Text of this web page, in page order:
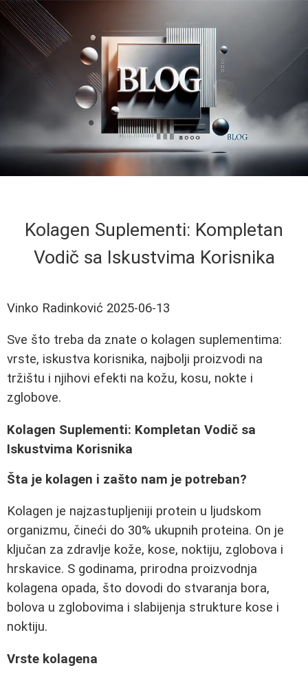
Kolagen Suplementi: Kompletan
Vodič sa Iskustvima Korisnika
Vinko Radinković 2025-06-13
Sve što treba da znate o kolagen suplementima:
vrste, iskustva korisnika, najbolji proizvodi na
tržištu i njihovi efekti na kožu, kosu, nokte i
zglobove.
Kolagen Suplementi: Kompletan Vodič sa
Iskustvima Korisnika
Šta je kolagen i zašto nam je potreban?
Kolagen je najzastupljeniji protein u ljudskom
organizmu, čineći do 30% ukupnih proteina. On je
ključan za zdravlje kože, kose, noktiju, zglobova i
hrskavice. S godinama, prirodna proizvodnja
kolagena opada, što dovodi do stvaranja bora,
bolova u zglobovima i slabijenja strukture kose i
noktiju.
Vrste kolagena